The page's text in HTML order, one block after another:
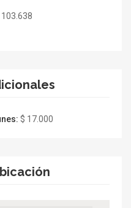
103.638
$ 17.000